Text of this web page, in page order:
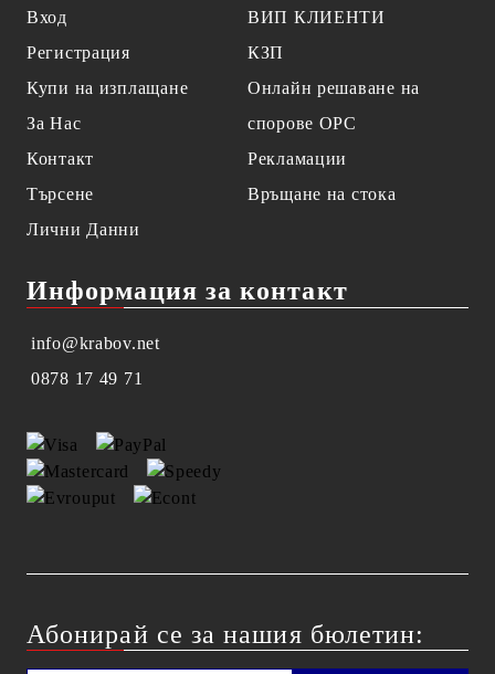
Вход
Регистрация
Купи на изплащане
За Нас
Контакт
Търсене
Лични Данни
ВИП КЛИЕНТИ
КЗП
Онлайн решаване на
спорове OPC
Рекламации
Връщане на стока
Информация за контакт
info@krabov.net
0878 17 49 71
Абонирай се за нашия бюлетин: